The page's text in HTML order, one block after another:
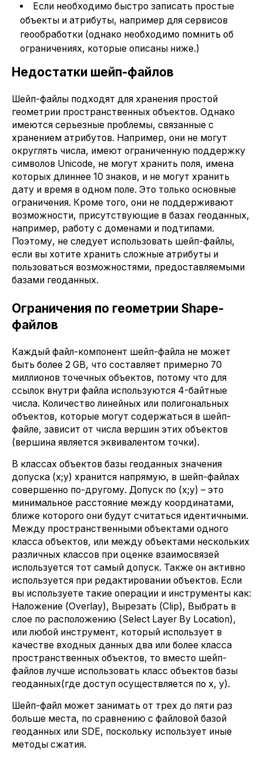
Если необходимо быстро записать простые
объекты и атрибуты, например для сервисов
геообработки (однако необходимо помнить об
ограничениях, которые описаны ниже.)
Недостатки шейп-файлов
Шейп-файлы подходят для хранения простой
геометрии пространственных объектов. Однако
имеются серьезные проблемы, связанные с
хранением атрибутов. Например, они не могут
округлять числа, имеют ограниченную поддержку
символов Unicode, не могут хранить поля, имена
которых длиннее 10 знаков, и не могут хранить
дату и время в одном поле. Это только основные
ограничения. Кроме того, они не поддерживают
возможности, присутствующие в базах геоданных,
например, работу с доменами и подтипами.
Поэтому, не следует использовать шейп-файлы,
если вы хотите хранить сложные атрибуты и
пользоваться возможностями, предоставляемыми
базами геоданных.
Ограничения по геометрии Shape-
файлов
Каждый файл-компонент шейп-файла не может
быть более 2 GB, что составляет примерно 70
миллионов точечных объектов, потому что для
ссылок внутри файла используются 4-байтные
числа. Количество линейных или полигональных
объектов, которые могут содержаться в шейп-
файле, зависит от числа вершин этих объектов
(вершина является эквивалентом точки).
В классах объектов базы геоданных значения
допуска (x;y) хранится напрямую, в шейп-файлах
совершенно по-другому. Допуск по (x;y) – это
минимальное расстояние между координатами,
ближе которого они будут считаться идентичными.
Между пространственными объектами одного
класса объектов, или между объектами нескольких
различных классов при оценке взаимосвязей
используется тот самый допуск. Также он активно
используется при редактировании объектов. Если
вы используете такие операции и инструменты как:
Наложение (Overlay), Вырезать (Clip), Выбрать в
слое по расположению (Select Layer By Location),
или любой инструмент, который использует в
качестве входных данных два или более класса
пространственных объектов, то вместо шейп-
файлов лучше использовать класс объектов базы
геоданных(где доступ осуществляется по x, y).
Шейп-файл может занимать от трех до пяти раз
больше места, по сравнению с файловой базой
геоданных или SDE, поскольку использует иные
методы сжатия.